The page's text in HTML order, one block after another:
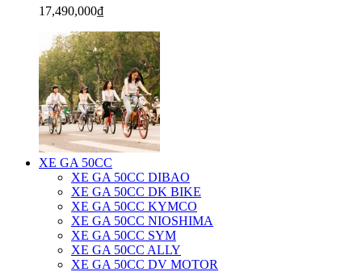
17,490,000₫
XE GA 50CC
XE GA 50CC DIBAO
XE GA 50CC DK BIKE
XE GA 50CC KYMCO
XE GA 50CC NIOSHIMA
XE GA 50CC SYM
XE GA 50CC ALLY
XE GA 50CC DV MOTOR